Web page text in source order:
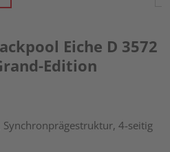
Eiche D 3572
Edition
4-seitig